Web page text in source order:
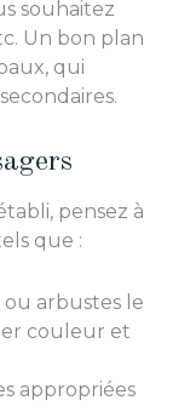
souhaitez
Un bon plan
qui
pensez à
que :
arbustes le
couleur et
appropriées